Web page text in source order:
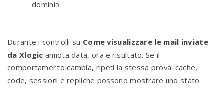
dominio.
Durante i controlli su Come visualizzare le mail inviate
da Xlogic annota data, ora e risultato. Se il
comportamento cambia, ripeti la stessa prova: cache,
code, sessioni e repliche possono mostrare uno stato